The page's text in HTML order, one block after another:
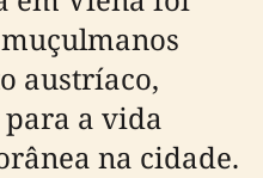
austríaco,
para a vida
na cidade.